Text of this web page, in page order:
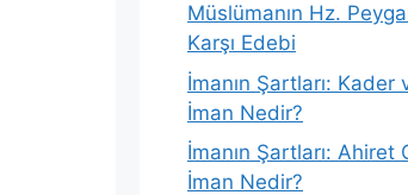
Müslümanın Hz.
Karşı Edebi
İmanın Şartları: Kader
İman Nedir?
İmanın Şartları: Ahiret
İman Nedir?